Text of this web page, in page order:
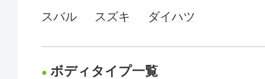
スバル
スズキ ダイハツ
ボディタイプ一覧